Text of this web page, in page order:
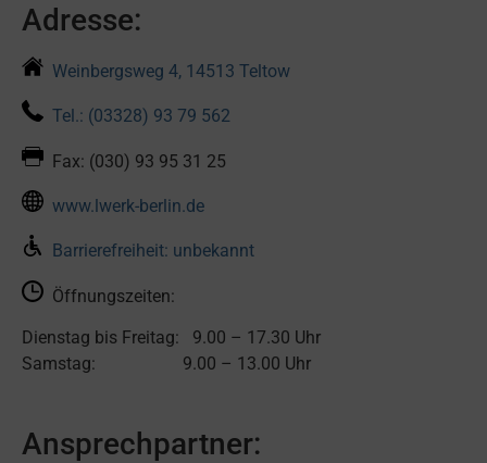
Adresse:
Weinbergsweg 4, 14513 Teltow
Tel.: (03328) 93 79 562
Fax: (030) 93 95 31 25
www.lwerk-berlin.de
Barrierefreiheit: unbekannt
Öffnungszeiten:
Dienstag bis Freitag: 9.00 – 17.30 Uhr
Samstag: 9.00 – 13.00 Uhr
Ansprechpartner: